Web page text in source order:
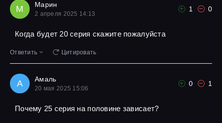
М Марин
2 апреля 2025 14:13
1 0
Когда будет 20 серия скажите пожалуйста
Ответить Цитировать
А Амаль
20 мая 2025 15:06
0 1
Почему 25 серия на половине зависает?